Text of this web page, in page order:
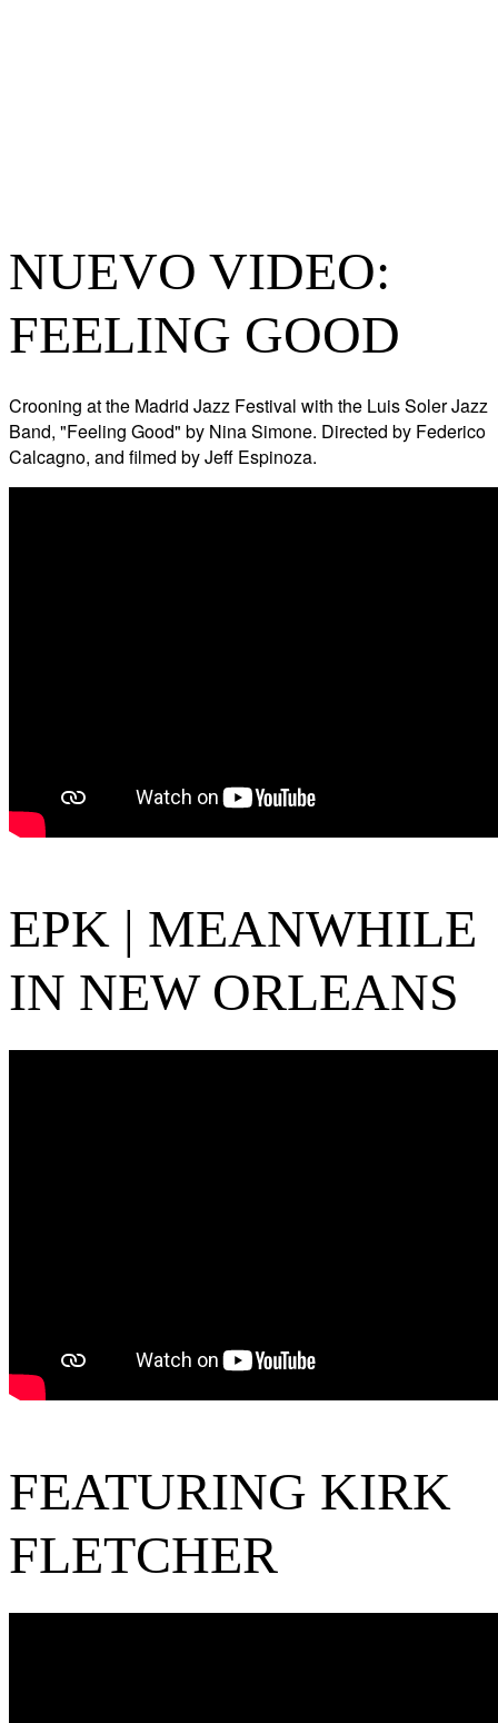
NUEVO VIDEO:
FEELING GOOD
Crooning at the Madrid Jazz Festival with the Luis Soler Jazz
Band, "Feeling Good" by Nina Simone. Directed by Federico
Calcagno, and filmed by Jeff Espinoza.
EPK | MEANWHILE
IN NEW ORLEANS
FEATURING KIRK
FLETCHER